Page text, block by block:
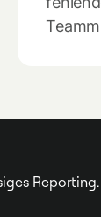
Reporting.